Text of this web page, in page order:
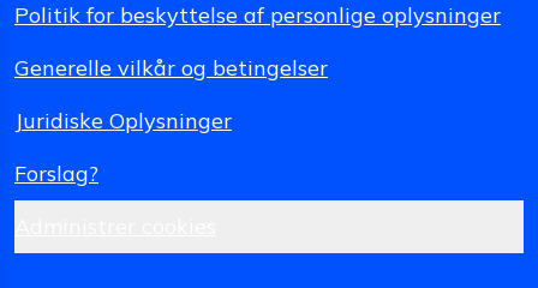
Politik for beskyttelse af personlige oplysninger
Generelle vilkår og betingelser
Juridiske Oplysninger
Forslag?